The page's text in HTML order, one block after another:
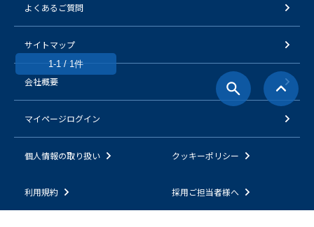
1-1 / 1件
よくあるご質問
サイトマップ
会社概要
マイページログイン
個人情報の取り扱い クッキーポリシー
利用規約 採用ご担当者様へ